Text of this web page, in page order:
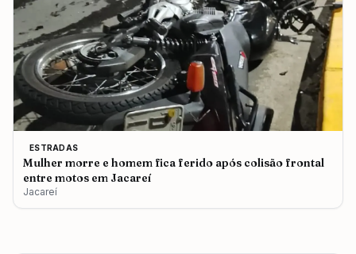
ESTRADAS
Mulher morre e homem fica ferido após colisão frontal
entre motos em Jacareí
Jacareí